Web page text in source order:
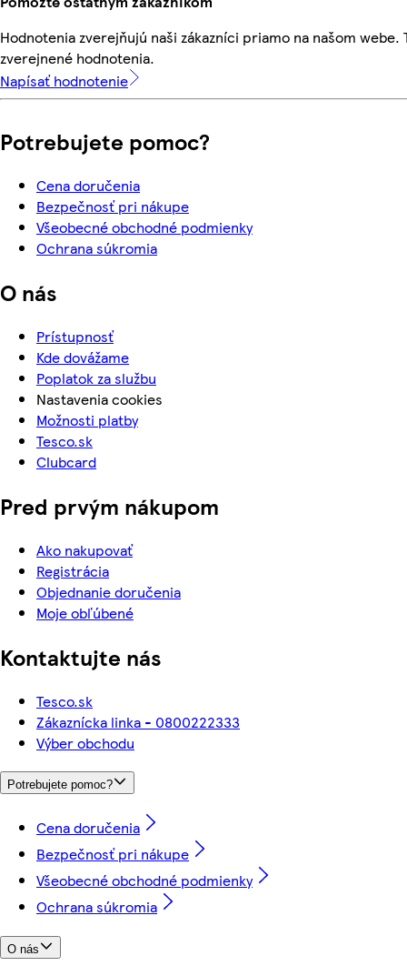
Hodnotenia zverejňujú naši zákazníci priamo na našom webe.
zverejnené hodnotenia.
Napísať hodnotenie
Potrebujete pomoc?
Cena doručenia
Bezpečnosť pri nákupe
Všeobecné obchodné podmienky
Ochrana súkromia
O nás
Prístupnosť
Kde dovážame
Poplatok za službu
Nastavenia cookies
Možnosti platby
Tesco.sk
Clubcard
Pred prvým nákupom
Ako nakupovať
Registrácia
Objednanie doručenia
Moje obľúbené
Kontaktujte nás
Tesco.sk
Zákaznícka linka - 0800222333
Výber obchodu
Potrebujete pomoc?
Cena doručenia
Bezpečnosť pri nákupe
Všeobecné obchodné podmienky
Ochrana súkromia
O nás